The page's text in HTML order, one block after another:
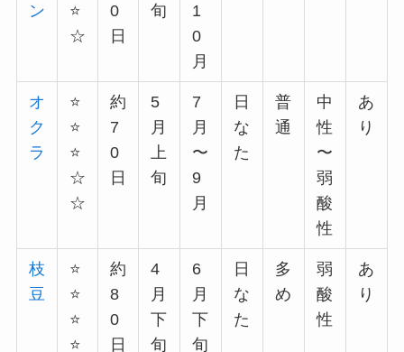
ン
⭐️
☆
0
日
旬
1
0
月
オ
ク
ラ
⭐️
⭐️
⭐️
☆
☆
約
7
0
日
5
月
上
旬
7
月
〜
9
月
日
な
た
普
通
中
性
〜
弱
酸
性
あ
り
枝
豆
⭐️
⭐️
⭐️
⭐️
約
8
0
日
4
月
下
旬
6
月
下
旬
日
な
た
多
め
弱
酸
性
あ
り